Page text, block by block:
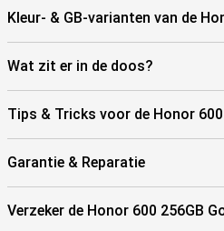
Kleur- & GB-varianten van de
Wat zit er in de doos?
Tips & Tricks voor de Honor 600
Garantie & Reparatie
Verzeker de Honor 600 256GB